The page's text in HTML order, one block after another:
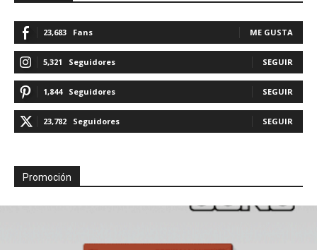
23,683 Fans ME GUSTA
5,321 Seguidores SEGUIR
1,844 Seguidores SEGUIR
23,782 Seguidores SEGUIR
Promoción